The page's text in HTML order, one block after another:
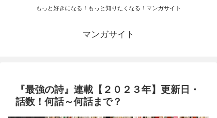
もっと好きになる！もっと知りたくなる！マンガサイト
マンガサイト
『最強の詩』連載【２０２３年】更新日・
話数！何話～何話まで？